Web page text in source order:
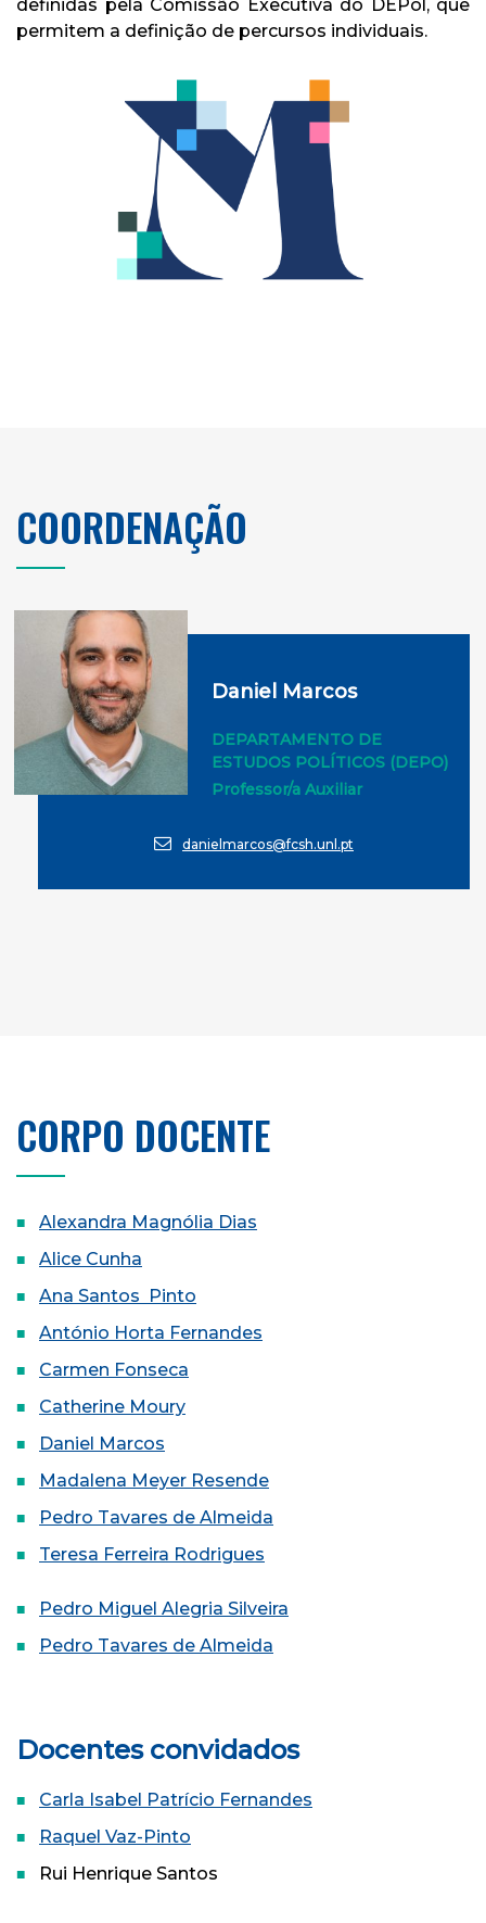
definidas pela Comissão Executiva do DEPol, que
permitem a definição de percursos individuais.
COORDENAÇÃO
Daniel Marcos
DEPARTAMENTO DE
ESTUDOS POLÍTICOS (DEPO)
Professor/a Auxiliar
danielmarcos@fcsh.unl.pt
CORPO DOCENTE
Alexandra Magnólia Dias
Alice Cunha
Ana Santos Pinto
António Horta Fernandes
Carmen Fonseca
Catherine Moury
Daniel Marcos
Madalena Meyer Resende
Pedro Tavares de Almeida
Teresa Ferreira Rodrigues
Pedro Miguel Alegria Silveira
Pedro Tavares de Almeida
Docentes convidados
Carla Isabel Patrício Fernandes
Raquel Vaz-Pinto
Rui Henrique Santos